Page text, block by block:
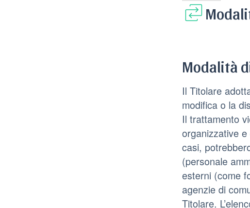
Modalità
Il Titolare
modifica o la
Il trattamento
organizzative
casi,
(personale
esterni (come
agenzie di
Titolare.